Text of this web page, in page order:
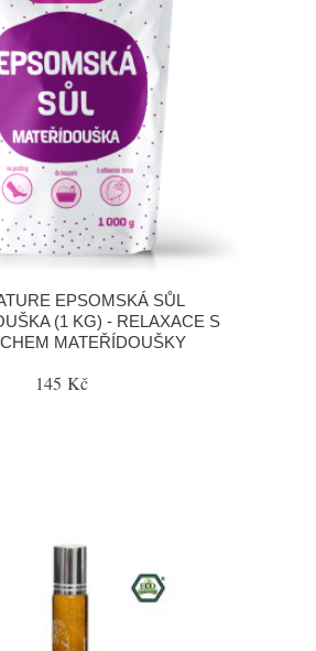
EPSOMSKÁ SŮL
(1 KG) - RELAXACE S
MATEŘÍDOUŠKY
145 Kč